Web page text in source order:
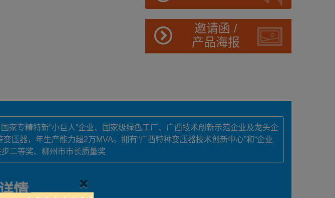
邀请函 /
产品海报
专精特新“小巨人”企业、国家级绿色工厂、广西技术创新示范企业及龙头企
压器，年生产能力超2万MVA。拥有“广西特种变压器技术创新中心”和“企业
二等奖、柳州市市长质量奖
情